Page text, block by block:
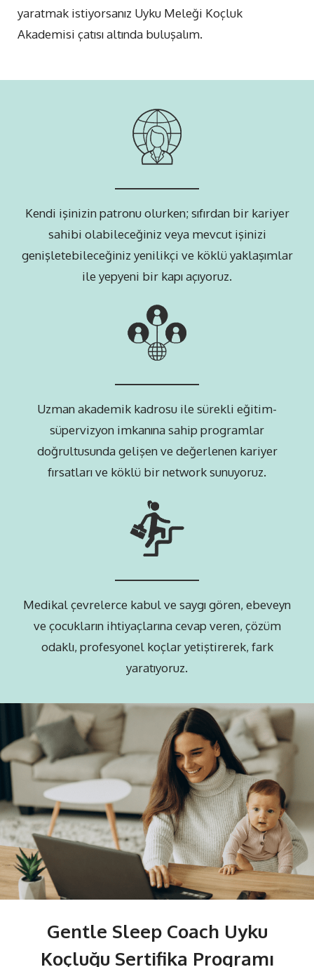
yaratmak istiyorsanız Uyku Meleği Koçluk
Akademisi çatısı altında buluşalım.
Kendi işinizin patronu olurken; sıfırdan bir kariyer
sahibi olabileceğiniz veya mevcut işinizi
genişletebileceğiniz yenilikçi ve köklü yaklaşımlar
ile yepyeni bir kapı açıyoruz.
Uzman akademik kadrosu ile sürekli eğitim-
süpervizyon imkanına sahip programlar
doğrultusunda gelişen ve değerlenen kariyer
fırsatları ve köklü bir network sunuyoruz.
Medikal çevrelerce kabul ve saygı gören, ebeveyn
ve çocukların ihtiyaçlarına cevap veren, çözüm
odaklı, profesyonel koçlar yetiştirerek, fark
yaratıyoruz.
Gentle Sleep Coach Uyku
Koçluğu Sertifika Programı